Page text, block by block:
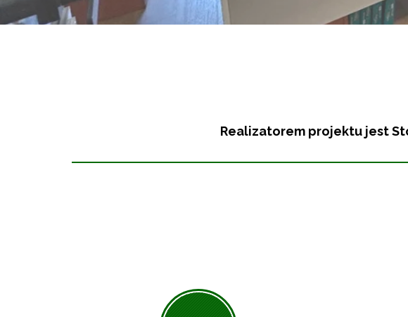
Realizatorem projektu jest